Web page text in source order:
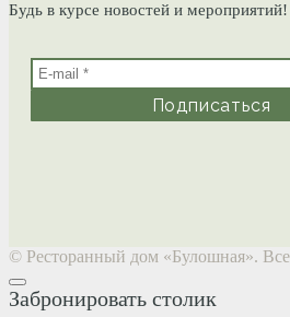
Будь в курсе новостей и мероприятий!
© Ресторанный дом «Булошная».
Забронировать столик